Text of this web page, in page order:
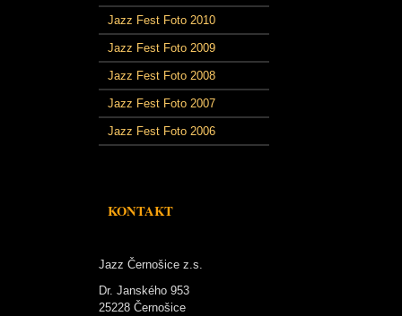
Jazz Fest Foto 2010
Jazz Fest Foto 2009
Jazz Fest Foto 2008
Jazz Fest Foto 2007
Jazz Fest Foto 2006
KONTAKT
Jazz Černošice z.s.
Dr. Janského 953
25228 Černošice